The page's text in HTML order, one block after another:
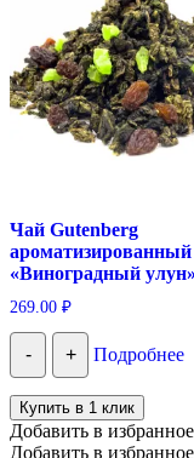
Чай Gutenberg
ароматизированный
«Виноградный
269.00 ₽
- + Подробнее
Купить в 1 клик
Добавить в избранное
Добавить в избранное